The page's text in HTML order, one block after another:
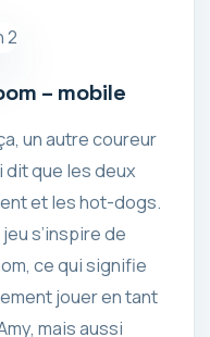
– mobile
un autre coureur
dit que les deux
et les hot-dogs.
s’inspire de
ce qui signifie
jouer en tant
mais aussi